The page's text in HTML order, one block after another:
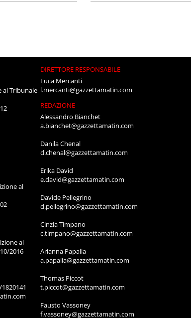
al Tribunale
al
al
2016
DIRETTORE RESPONSABILE
Luca Mercanti
l.mercanti@gazzettamatin.com
REDAZIONE
Alessandro Bianchet
a.bianchet@gazzettamatin.com
Danila Chenal
d.chenal@gazzettamatin.com
Erika David
e.david@gazzettamatin.com
Davide Pellegrino
d.pellegrino@gazzettamatin.com
Cinzia Timpano
c.timpano@gazzettamatin.com
Arianna Papalia
a.papalia@gazzettamatin.com
Thomas Piccot
t.piccot@gazzettamatin.com
Fausto Vassoney
f.vassoney@gazzettamatin.com